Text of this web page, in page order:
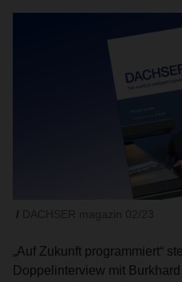
„Auf Zukunft programmiert“
Doppelinterview mit